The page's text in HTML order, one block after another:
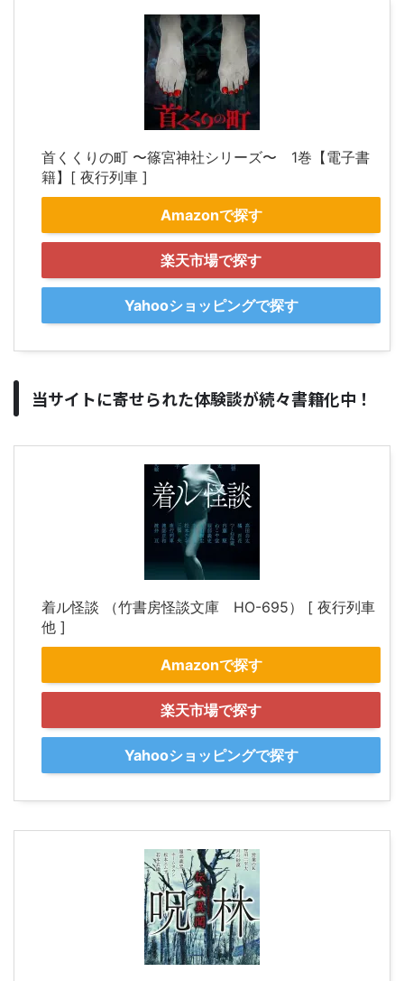
首くくりの町 〜篠宮神社シリーズ〜 1巻【電子書
籍】[ 夜行列車 ]
Amazonで探す
楽天市場で探す
Yahooショッピングで探す
当サイトに寄せられた体験談が続々書籍化中！
着ル怪談 （竹書房怪談文庫 HO-695） [ 夜行列車
他 ]
Amazonで探す
楽天市場で探す
Yahooショッピングで探す